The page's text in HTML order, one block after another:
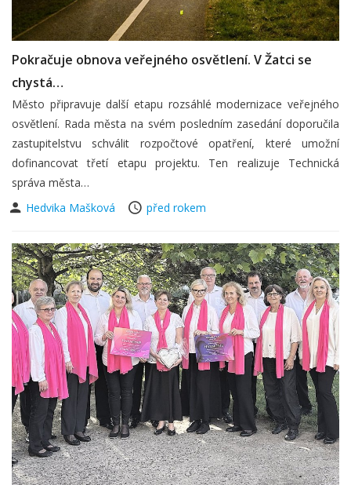
Pokračuje obnova veřejného osvětlení. V Žatci se
chystá…
Město připravuje další etapu rozsáhlé modernizace veřejného
osvětlení. Rada města na svém posledním zasedání doporučila
zastupitelstvu schválit rozpočtové opatření, které umožní
dofinancovat třetí etapu projektu. Ten realizuje Technická
správa města…
Hedvika Mašková
před rokem